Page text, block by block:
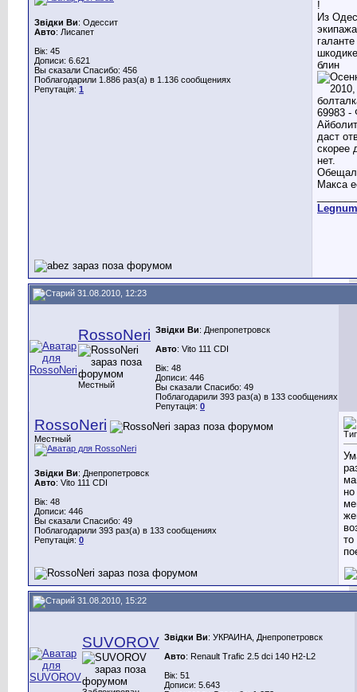
Звідки Ви: Одессит
Авто: Лисапет
Вік: 45
Дописи: 6.621
Вы сказали Спасибо: 456
Поблагодарили 1.886 раз(а) в 1.136 сообщениях
Репутація: 1
!
Из
блин
даст
скорее
нет.
Обещал
Макса
Legnum
31.08.2010, 12:23
RossoNeri
Местный
Звідки Ви: Днепропетровск
Авто: Vito 111 CDI
Вік: 48
Дописи: 446
Вы сказали Спасибо: 49
Поблагодарили 393 раз(а) в 133 сообщениях
Репутація: 0
RossoNeri
Местный
Звідки Ви: Днепропетровск
Авто: Vito 111 CDI
Вік: 48
Дописи: 446
Вы сказали Спасибо: 49
Поблагодарили 393 раз(а) в 133 сообщениях
Репутація: 0
но
то
31.08.2010, 15:22
SUVOROV Звідки Ви: УКРАИНА, Днепропетровск
Авто: Renault Trafic 2.5 dci 140 H2-L2
Вік: 51
Дописи: 5.643